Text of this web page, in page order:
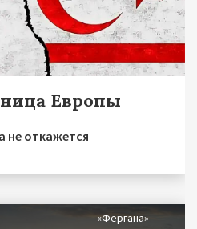
Европы
не откажется
«Фергана»